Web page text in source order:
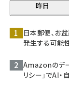
昨日
日本郵便、お
発生する可能
Amazonのデ
リシー」でAI